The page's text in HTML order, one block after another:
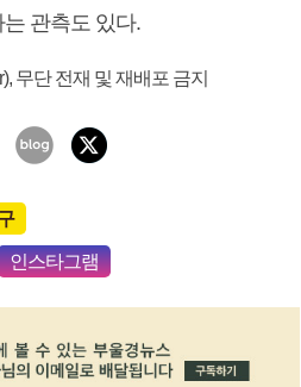
는 관측도 있다.
무단 전재 및 재배포 금지
인스타그램